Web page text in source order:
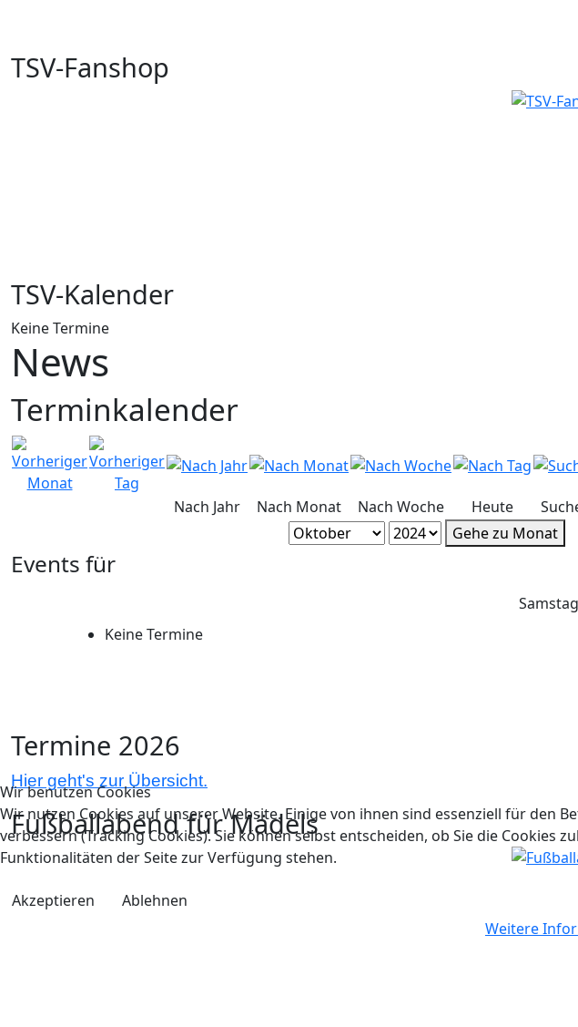
TSV-Fanshop
TSV-Kalender
Keine Termine
News
Terminkalender
Nach Jahr Nach Monat Nach Woche Heute
Gehe zu Monat
Events für
Keine Termine
Termine 2026
Hier geht's zur Übersicht.
Fußballabend für Mädels
Wir benutzen Cookies
Wir nutzen Cookies auf unserer Website. Einige von ihnen sind essenziell für den
verbessern (Tracking Cookies). Sie können selbst entscheiden, ob Sie die
Funktionalitäten der Seite zur Verfügung stehen.
Akzeptieren
Ablehnen
Weitere